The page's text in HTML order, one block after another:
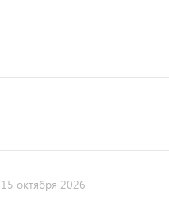
15 октября 2026